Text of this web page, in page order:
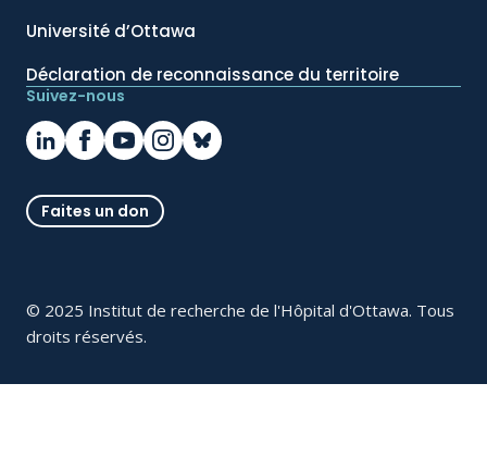
Université d’Ottawa
Déclaration de reconnaissance du territoire
Suivez-nous
Faites un don
© 2025 Institut de recherche de l'Hôpital d'Ottawa. Tous
droits réservés.